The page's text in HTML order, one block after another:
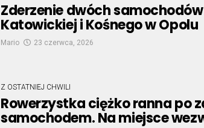
Zderzenie dwóch
Katowickiej i Kośnego w Opolu
Mario 23 czerwca, 2026
Z OSTATNIEJ CHWILI
Rowerzystka ciężko ranna po
samochodem. Na miejsce